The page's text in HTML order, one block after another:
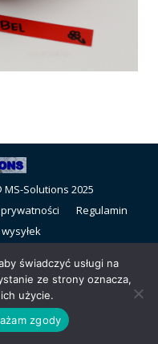
Solutions 2025
Regulamin
świadczyć usługi na
ze strony oznacza,
użycie.
zgody